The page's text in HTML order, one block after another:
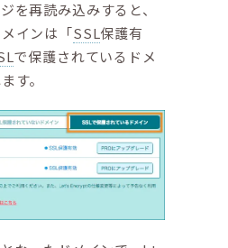
を再読み込みすると、
インは「SSL保護有
で保護されているドメ
す。